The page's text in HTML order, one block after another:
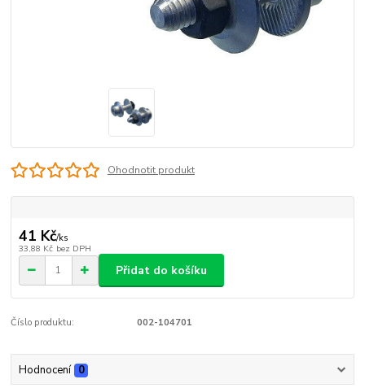
Ohodnotit produkt
41 Kč/ks
33,88 Kč bez DPH
Přidat do košíku
Číslo produktu: 002-104701
Hodnocení 0